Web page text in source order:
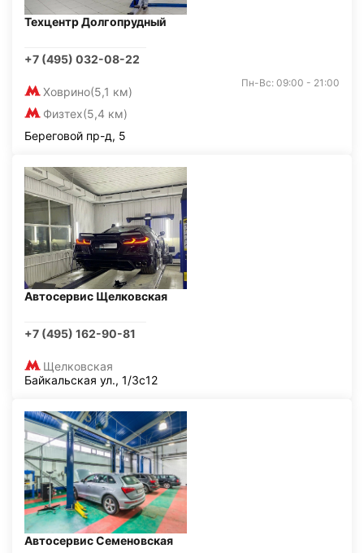
Техцентр Долгопрудный
+7 (495) 032-08-22
Ховрино(5,1 км)
Физтех(5,4 км)
Пн-Вс: 09:00 - 21:00
Береговой пр-д, 5
Автосервис Щелковская
+7 (495) 162-90-81
Щелковская
Байкальская ул., 1/3с12
Автосервис Семеновская